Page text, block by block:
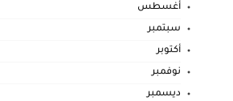
أغسطس
سبتمبر
أكتوبر
نوفمبر
ديسمبر